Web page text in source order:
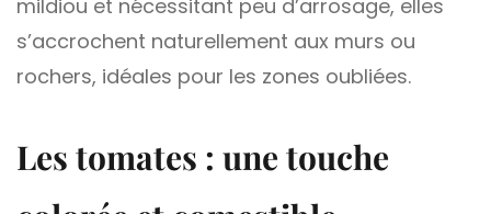
mildiou et nécessitant peu d’arrosage, elles
s’accrochent naturellement aux murs ou
rochers, idéales pour les zones oubliées.
Les tomates : une touche